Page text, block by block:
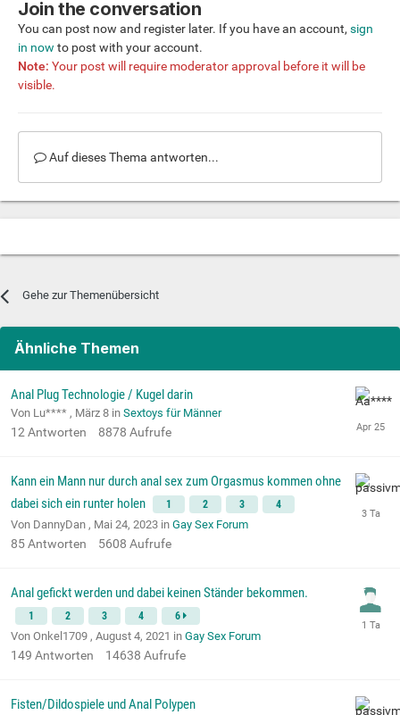
Join the conversation
You can post now and register later. If you have an account, sign
in now to post with your account.
Note: Your post will require moderator approval before it will be
visible.
Auf dieses Thema antworten...
Gehe zur Themenübersicht
Ähnliche Themen
Anal Plug Technologie / Kugel darin
Von Lu**** , März 8 in Sextoys für Männer
12Antworten 8878 Aufrufe
Kann ein Mann nur durch anal sex zum Orgasmus kommen ohne
dabei sich ein runter holen
1 2 3 4
Von DannyDan , Mai 24, 2023 in Gay Sex Forum
85Antworten 5608 Aufrufe
Anal gefickt werden und dabei keinen Ständer bekommen.
1 2 3 4 6
Von Onkel1709 , August 4, 2021 in Gay Sex Forum
149 Antworten 14638 Aufrufe
Fisten/Dildospiele und Anal Polypen